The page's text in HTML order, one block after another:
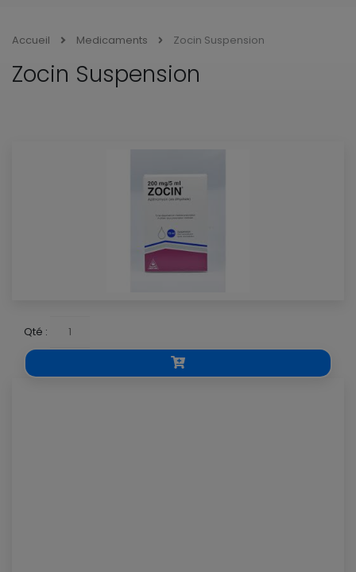
Accueil Medicaments Zocin Suspension
Zocin Suspension
Qté :